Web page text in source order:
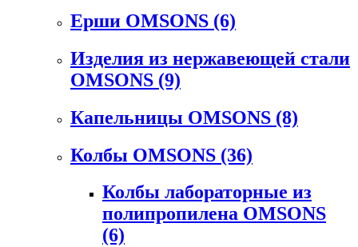
Ерши OMSONS (6)
Изделия из нержавеющей стали
OMSONS (9)
Капельницы OMSONS (8)
Колбы OMSONS (36)
Колбы лабораторные из
полипропилена OMSONS
(6)